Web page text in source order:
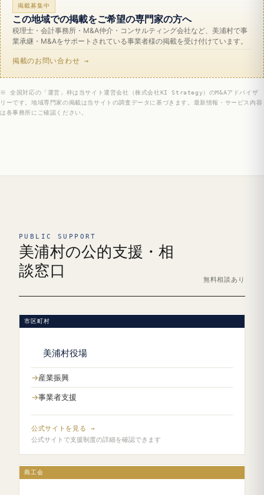
掲載募集中
この地域での掲載をご希望の専門家の方へ
税理士・会計事務所・M&A仲介・コンサルティング会社など、美浦村で事
業承継・M&Aをサポートされている事業者様の掲載を受け付けています。
掲載のお問い合わせ →
※ 全国対応の「運営」枠は当サイト運営会社（株式会社KI Strategy）のM&Aアドバイザ
リーです。地域専門家の掲載は当サイトの調査データに基づきます。最新情報・サービス内容
は各事務所にご確認ください。
PUBLIC SUPPORT
美浦村の公的支援・相
談窓口
無料相談あり
市区町村
美浦村役場
産業振興
事業者支援
公式サイトを見る →
公式サイトで支援制度の詳細を確認できます
商工会